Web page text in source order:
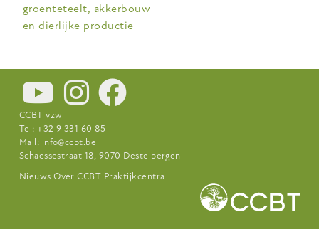
groenteteelt, akkerbouw
en dierlijke productie
CCBT vzw
Tel: +32 9 331 60 85
Mail: info@ccbt.be
Schaessestraat 18, 9070 Destelbergen
Footer-
Nieuws Over CCBT Praktijkcentra